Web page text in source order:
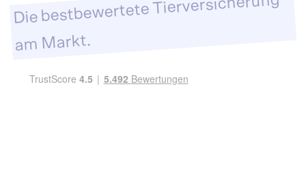
Die bestbewertete Tierversicherung
am Markt.